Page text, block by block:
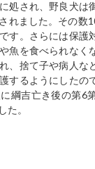
処され、野良犬は
れました。その数
す。さらには保護
魚を食べられなく
、捨て子や病人な
するようにしたの
綱吉亡き後の第6
た。